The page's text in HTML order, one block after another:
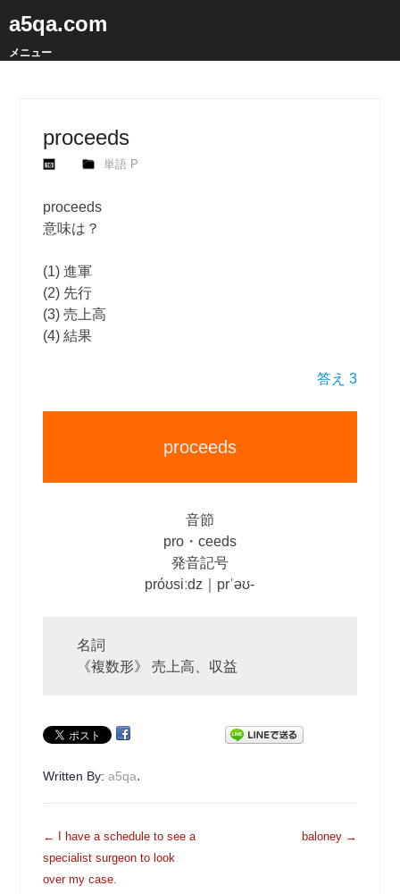
a5qa.com
メニュー
proceeds
単語 P
proceeds
意味は？
(1) 進軍
(2) 先行
(3) 売上高
(4) 結果
答え 3
proceeds
音節
pro・ceeds
発音記号
próʊsiːdz｜prˈəʊ‐
名詞
《複数形》 売上高、収益
Written By:a5qa.
投
稿
ナ
←
I have a schedule to see a
specialist surgeon to look
over my case.
baloney →